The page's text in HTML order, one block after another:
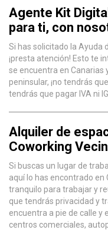
Agente Kit
para ti, con
Si has solicitado la Ayuda
¡presta atención! Esto te
se encuentra en Canarias
peninsular, ¡no tendrás
tendrás que pagar IVA ni
Alquiler de
Coworking
Si buscas un lugar de
aquí lo has encontrado en
tranquilo para trabajar y
que tendrás privacidad y
encuentra a pie de calle y
centros comerciales,